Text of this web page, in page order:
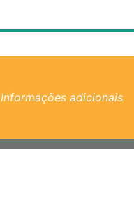
Informações adicionais